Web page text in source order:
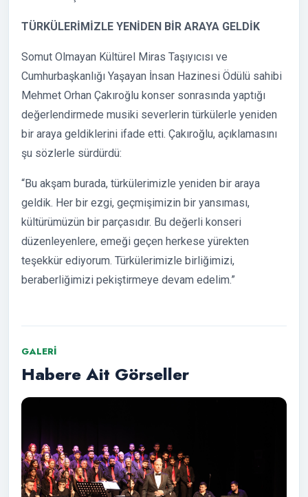
TÜRKÜLERİMİZLE YENİDEN BİR ARAYA GELDİK
Somut Olmayan Kültürel Miras Taşıyıcısı ve
Cumhurbaşkanlığı Yaşayan İnsan Hazinesi Ödülü sahibi
Mehmet Orhan Çakıroğlu konser sonrasında yaptığı
değerlendirmede musiki severlerin türkülerle yeniden
bir araya geldiklerini ifade etti. Çakıroğlu, açıklamasını
şu sözlerle sürdürdü:
“Bu akşam burada, türkülerimizle yeniden bir araya
geldik. Her bir ezgi, geçmişimizin bir yansıması,
kültürümüzün bir parçasıdır. Bu değerli konseri
düzenleyenlere, emeği geçen herkese yürekten
teşekkür ediyorum. Türkülerimizle birliğimizi,
beraberliğimizi pekiştirmeye devam edelim.”
GALERI
Habere Ait Görseller